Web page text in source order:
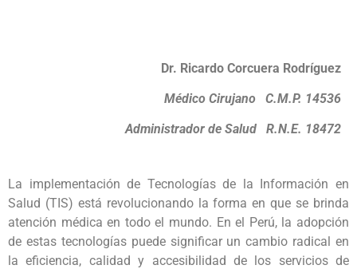
Dr. Ricardo Corcuera Rodríguez
Médico Cirujano C.M.P. 14536
Administrador de Salud R.N.E. 18472
La implementación de Tecnologías de la Información en
Salud (TIS) está revolucionando la forma en que se brinda
atención médica en todo el mundo. En el Perú, la adopción
de estas tecnologías puede significar un cambio radical en
la eficiencia, calidad y accesibilidad de los servicios de